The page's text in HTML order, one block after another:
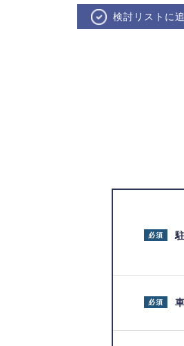
検討リストに
必須
必須